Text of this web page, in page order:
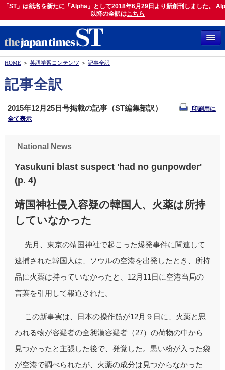
「ST」は紙名を新たに「Alpha」として2018年6月29日より新創刊しました。
以降の全訳はこちら
「ST」は紙名を新たに「Alpha」として2018年6月29日より新創刊しました。
以降の全訳はこちら
HOME＞ 英語学習コンテンツ ＞ 記事全訳
記事全訳
2015年12月25日号掲載の記事（ST編集部訳）
印刷用に
全て表示
National News
Yasukuni blast suspect 'had no gunpowder'
(p. 4)
靖国神社侵入容疑の韓国人、火薬は所持
していなかった
先月、東京の靖国神社で起こった爆発事件に関連して
逮捕された韓国人は、ソウルの空港を出発したとき、所持
品に火薬は持っていなかったと、12月11日に空港当局の
言葉を引用して報道された。
この新事実は、日本の操作筋が12月９日に、火薬と思
われる物が容疑者の全昶漢容疑者（27）の荷物の中から
見つかったと主張した後で、発覚した。黒い粉が入った袋
が空港で調べられたが、火薬の成分は見つからなかった